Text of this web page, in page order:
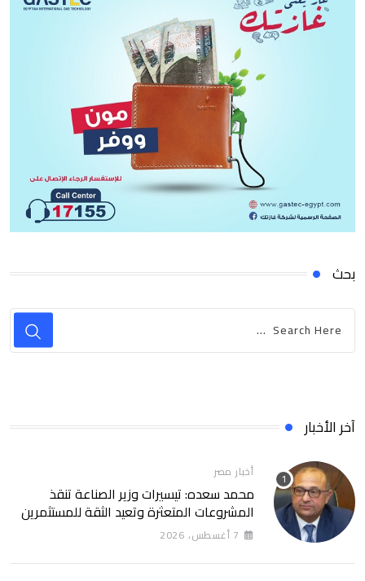
بحث
آخر الأخبار
أخبار مصر
محمد سعده: تيسيرات وزير الصناعة تنقذ
المشروعات المتعثرة وتعيد الثقة للمستثمرين
7 أغسطس، 2026